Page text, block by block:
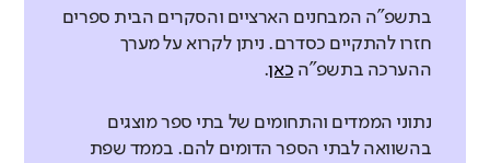
בתשפ"ה המבחנים הארציים והסקרים הבית ספרים
חזרו להתקיים כסדרם. ניתן לקרוא על מערך
ההערכה בתשפ"ה כאן.
נתוני הממדים והתחומים של בתי ספר מוצגים
בהשוואה לבתי הספר הדומים להם. בממד שפת